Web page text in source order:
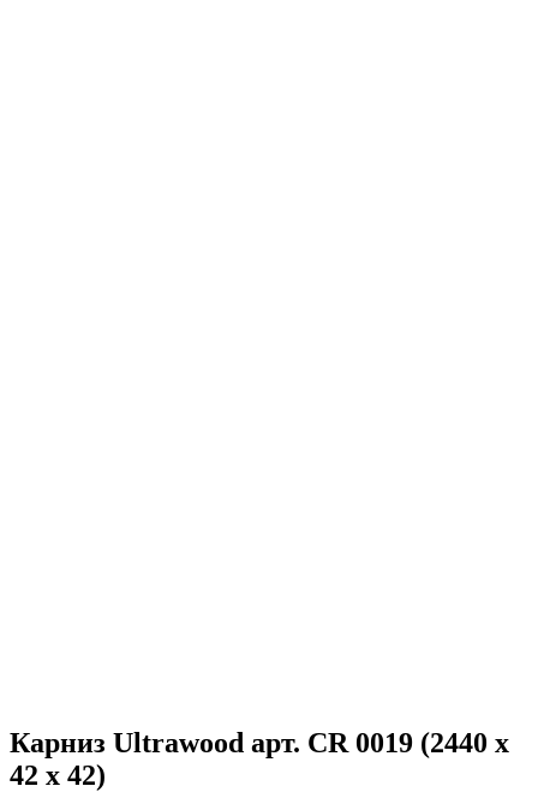
Карниз Ultrawood арт. CR 0019 (2440 х
42 х 42)